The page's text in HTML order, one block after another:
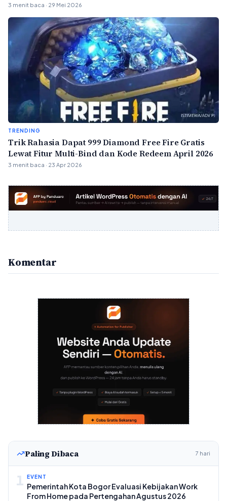
3 menit baca · 29 Mei 2026
TRENDING
Trik Rahasia Dapat 999 Diamond Free Fire Gratis
Lewat Fitur Multi-Bind dan Kode Redeem April 2026
3 menit baca · 23 Apr 2026
Komentar
Paling Dibaca 7 hari
1 EVENT
Pemerintah Kota Bogor Evaluasi Kebijakan Work
From Home pada Pertengahan Agustus 2026